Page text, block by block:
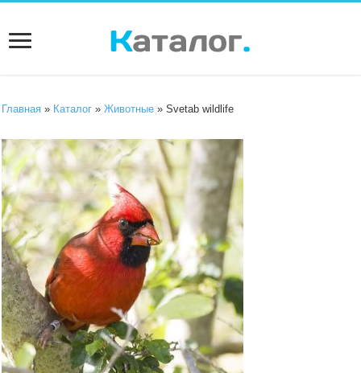
Главная » Каталог »Животные » Svetab wildlife